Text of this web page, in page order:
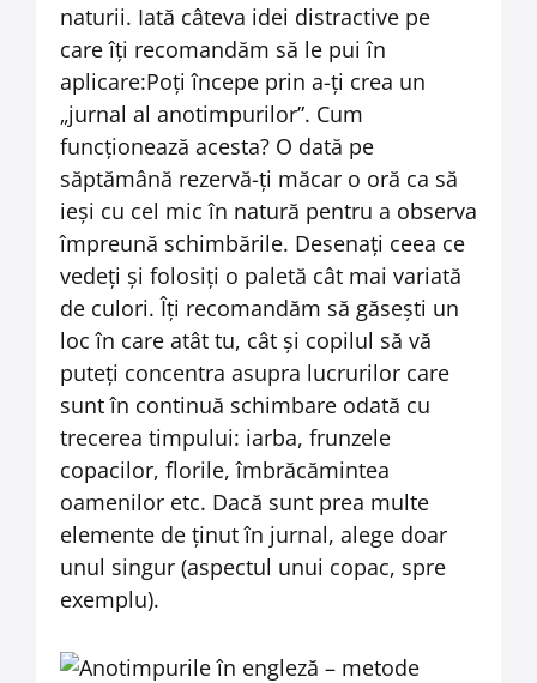
naturii. Iată câteva idei distractive pe
care îți recomandăm să le pui în
aplicare:Poți începe prin a-ți crea un
„jurnal al anotimpurilor”. Cum
funcționează acesta? O dată pe
săptămână rezervă-ți măcar o oră ca să
ieși cu cel mic în natură pentru a observa
împreună schimbările. Desenați ceea ce
vedeți și folosiți o paletă cât mai variată
de culori. Îți recomandăm să găsești un
loc în care atât tu, cât și copilul să vă
puteți concentra asupra lucrurilor care
sunt în continuă schimbare odată cu
trecerea timpului: iarba, frunzele
copacilor, florile, îmbrăcămintea
oamenilor etc. Dacă sunt prea multe
elemente de ținut în jurnal, alege doar
unul singur (aspectul unui copac, spre
exemplu).